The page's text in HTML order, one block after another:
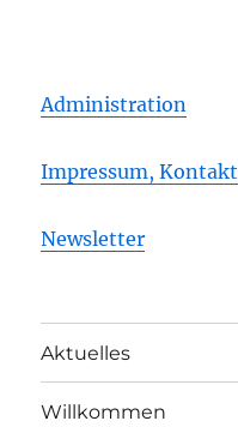
Administration
Impressum, Kontakt
Newsletter
Aktuelles
Willkommen